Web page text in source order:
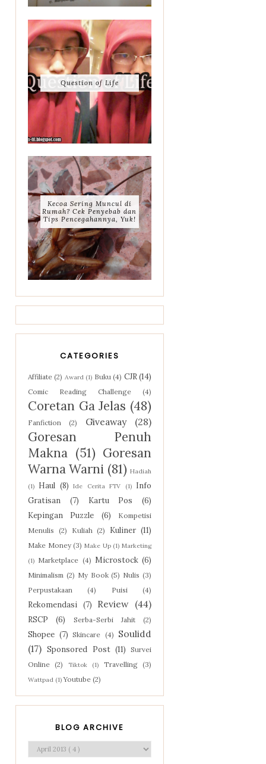
Question of Life
Kecoa Sering Muncul di
Rumah? Cek Penyebab dan
Tips Pencegahannya, Yuk!
CATEGORIES
Affiliate (2) Award (1) Buku (4) CJR (14)
Comic Reading Challenge (4)
Coretan Ga Jelas (48)
Fanfiction (2) Giveaway (28)
Goresan Penuh
Makna (51) Goresan
Warna Warni (81) Hadiah
(1)
Haul (8) Ide Cerita FTV (1)
Info
Gratisan
(7) Kartu Pos
(6)
Kepingan Puzzle
(6)
Kompetisi
Menulis (2) Kuliah (2) Kuliner (11)
Make Money (3) Make Up (1) Marketing
(1) Marketplace (4) Microstock (6)
Minimalism (2) My Book (5) Nulis (3)
Perpustakaan
(4) Puisi (4)
Rekomendasi (7) Review (44)
RSCP (6) Serba-Serbi Jahit (2)
Shopee (7) Skincare (4) Soulidd
(17) Sponsored Post (11) Survei
Online (2) Tiktok (1) Travelling (3)
Wattpad (1) Youtube (2)
BLOG ARCHIVE